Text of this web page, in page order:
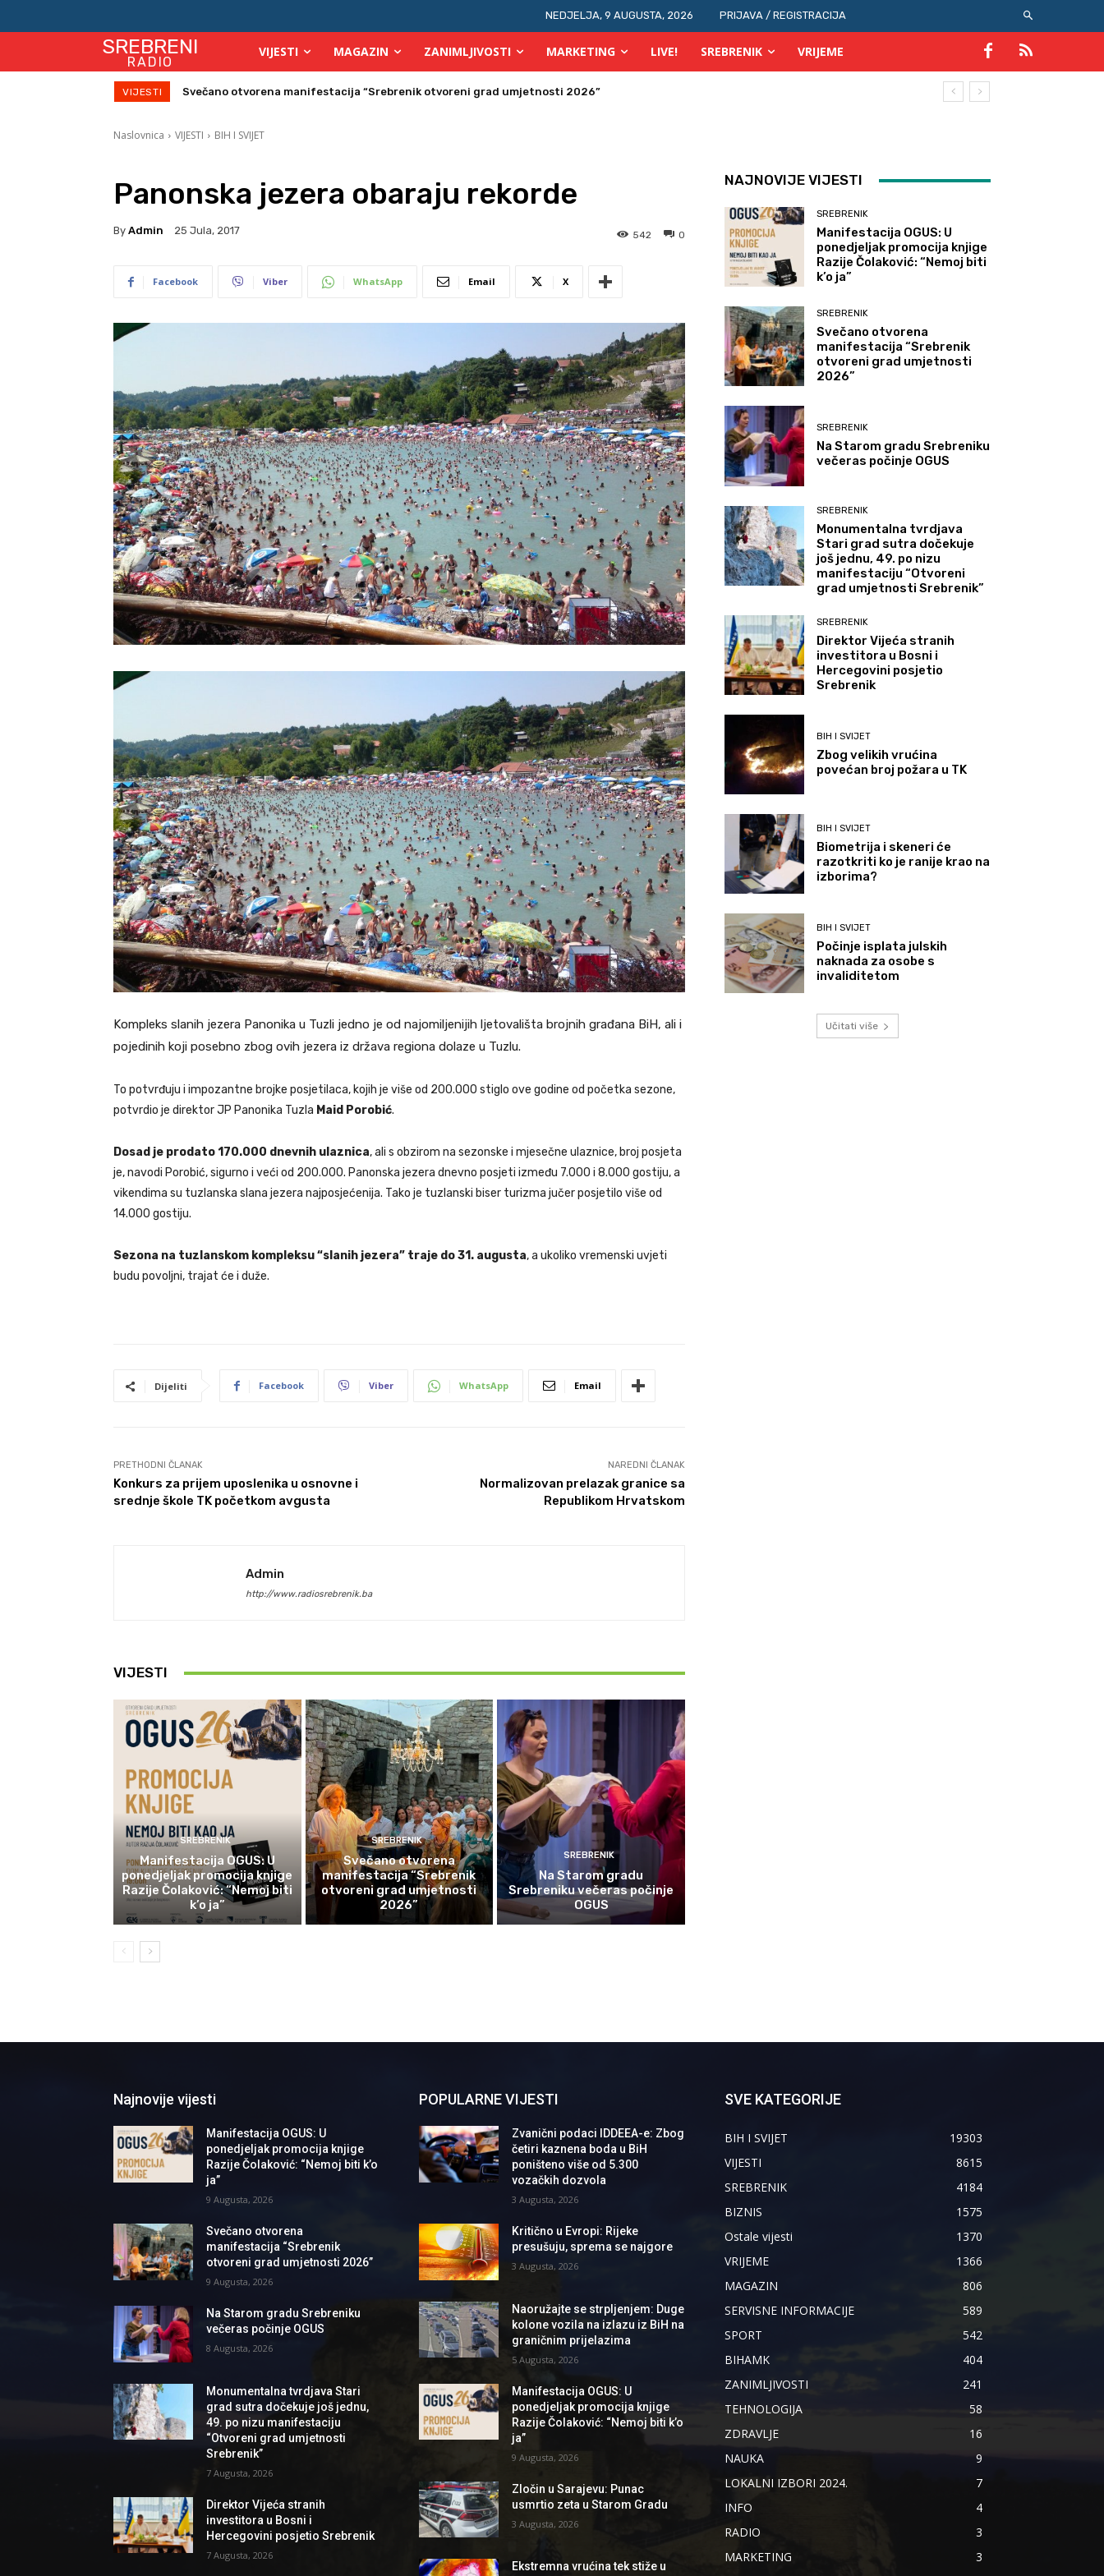
NEDJELJA, 9 AUGUSTA, 2026 PRIJAVA / REGISTRACIJA
SREBRENI
RADIO
VIJESTI MAGAZIN ZANIMLJIVOSTI MARKETING LIVE! SREBRENIK VRIJEME
VIJESTI Na Starom gradu Srebreniku večeras počinje OGUS
Naslovnica VIJESTI BIH I SVIJET
Panonska jezera obaraju rekorde
By Admin 25 Jula, 2017 0
542
Facebook Viber WhatsApp Email X
Kompleks slanih jezera Panonika u Tuzli jedno je od najomiljenijih ljetovališta brojnih građana BiH, ali i
pojedinih koji posebno zbog ovih jezera iz država regiona dolaze u Tuzlu.
To potvrđuju i impozantne brojke posjetilaca, kojih je više od 200.000 stiglo ove godine od početka sezone,
potvrdio je direktor JP Panonika Tuzla Maid Porobić.
Dosad je prodato 170.000 dnevnih ulaznica, ali s obzirom na sezonske i mjesečne ulaznice, broj posjeta
je, navodi Porobić,sigurno i veći od 200.000. Panonska jezera dnevno posjeti između 7.000 i 8.000 gostiju, a
vikendima su tuzlanska slana jezera najposjećenija. Tako je tuzlanski biser turizma jučer posjetilo više od
14.000 gostiju.
Sezona na tuzlanskom kompleksu “slanih jezera” traje do 31. augusta, a ukoliko vremenski uvjeti
budu povoljni, trajat će i duže.
Dijeliti Facebook Viber WhatsApp Email
PRETHODNI ČLANAK
Konkurs za prijem uposlenika u osnovne i
srednje škole TK početkom avgusta
NAREDNI ČLANAK
Normalizovan prelazak granice sa
Republikom Hrvatskom
Admin
http://www.radiosrebrenik.ba
VIJESTI
SREBRENIK
Manifestacija OGUS: U
ponedjeljak promocija knjige
Razije Čolaković: “Nemoj biti
k’o ja”
SREBRENIK
Svečano otvorena
manifestacija “Srebrenik
otvoreni grad umjetnosti
2026”
SREBRENIK
Na Starom gradu
Srebreniku večeras počinje
OGUS
NAJNOVIJE VIJESTI
SREBRENIK
Manifestacija OGUS: U
ponedjeljak promocija knjige
Razije Čolaković: “Nemoj biti
k’o ja”
SREBRENIK
Svečano otvorena
manifestacija “Srebrenik
otvoreni grad umjetnosti
2026”
SREBRENIK
Na Starom gradu Srebreniku
večeras počinje OGUS
SREBRENIK
Monumentalna tvrdjava
Stari grad sutra dočekuje
još jednu, 49. po nizu
manifestaciju “Otvoreni
grad umjetnosti Srebrenik”
SREBRENIK
Direktor Vijeća stranih
investitora u Bosni i
Hercegovini posjetio
Srebrenik
BIH I SVIJET
Zbog velikih vrućina
povećan broj požara u TK
BIH I SVIJET
Biometrija i skeneri će
razotkriti ko je ranije krao na
izborima?
BIH I SVIJET
Počinje isplata julskih
naknada za osobe s
invaliditetom
Učitati više
Najnovije vijesti
Manifestacija OGUS: U
ponedjeljak promocija knjige
Razije Čolaković: “Nemoj biti k’o
ja”
9 Augusta, 2026
Svečano otvorena
manifestacija “Srebrenik
otvoreni grad umjetnosti 2026”
9 Augusta, 2026
Na Starom gradu Srebreniku
večeras počinje OGUS
8 Augusta, 2026
Monumentalna tvrdjava Stari
grad sutra dočekuje još jednu,
49. po nizu manifestaciju
“Otvoreni grad umjetnosti
Srebrenik”
7 Augusta, 2026
Direktor Vijeća stranih
investitora u Bosni i
Hercegovini posjetio Srebrenik
7 Augusta, 2026
POPULARNE VIJESTI
Zvanični podaci IDDEEA-e: Zbog
četiri kaznena boda u BiH
poništeno više od 5.300
vozačkih dozvola
3 Augusta, 2026
Kritično u Evropi: Rijeke
presušuju, sprema se najgore
3 Augusta, 2026
Naoružajte se strpljenjem: Duge
kolone vozila na izlazu iz BiH na
graničnim prijelazima
5 Augusta, 2026
Manifestacija OGUS: U
ponedjeljak promocija knjige
Razije Čolaković: “Nemoj biti k’o
ja”
9 Augusta, 2026
Zločin u Sarajevu: Punac
usmrtio zeta u Starom Gradu
3 Augusta, 2026
Ekstremna vrućina tek stiže u
SVE KATEGORIJE
BIH I SVIJET
19303
VIJESTI
8615
SREBRENIK
4184
BIZNIS
1575
Ostale vijesti
1370
VRIJEME
1366
MAGAZIN
806
SERVISNE INFORMACIJE
589
SPORT
542
BIHAMK
404
ZANIMLJIVOSTI
241
TEHNOLOGIJA
58
ZDRAVLJE
16
NAUKA
9
LOKALNI IZBORI 2024.
7
INFO
4
RADIO
3
MARKETING
3